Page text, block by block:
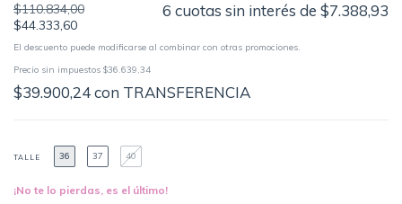
$110.834,00
$44.333,60
6 cuotas sin interés de $7.388,93
El descuento puede modificarse al combinar con otras promociones.
Precio sin impuestos $36.639,34
$39.900,24con TRANSFERENCIA
TALLE 36 37 40
¡No te lo pierdas, es el último!